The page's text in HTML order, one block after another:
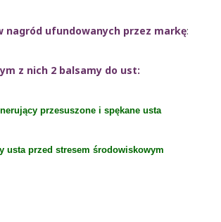
nagród ufundowanych przez markę:
z nich 2 balsamy do ust:
przesuszone i spękane usta
usta przed stresem środowiskowym